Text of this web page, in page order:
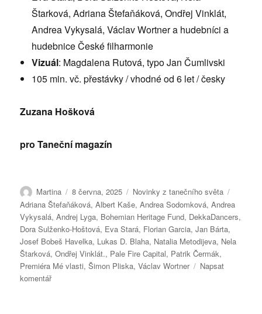
Štarková, Adriana Štefaňáková, Ondřej Vinklát,
Andrea Vykysalá, Václav Wortner a hudebníci a
hudebnice České filharmonie
Vizuál: Magdalena Rutová, typo Jan Čumlivski
105 min. vč. přestávky / vhodné od 6 let / česky
Zuzana Hošková
pro Taneční magazín
Autor:
Martina Publikováno:
8 června, 2025 Rubriky:
Novinky z tanečního světa
Adriana Štefaňáková,Albert Kaše,Andrea Sodomková,Andrea
Vykysalá,Andrej Lyga, Bohemian Heritage Fund, DekkaDancers,
Dora Sulženko-Hoštová, Eva Stará, Florian Garcia,Jan Bárta,
Josef Bobeš Havelka, Lukas D. Blaha, Natalia Metodijeva, Nela
Štarková,Ondřej Vinklát., Pale Fire Capital, Patrik Čermák,
Premiéra Mé vlasti,Šimon Pliska,Václav Wortner
Napsat
komentářpro